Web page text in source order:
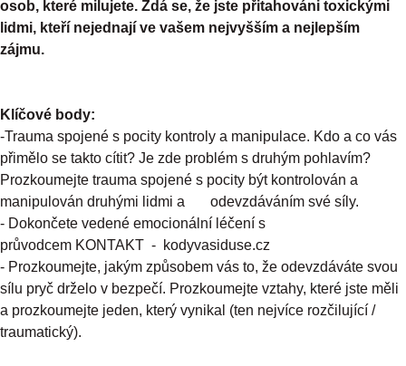
osob, které milujete. Zdá se, že jste přitahováni toxickými
lidmi, kteří nejednají ve vašem nejvyšším a nejlepším
zájmu.
Klíčové body:
-Trauma spojené s pocity kontroly a manipulace. Kdo a co vás
přimělo se takto cítit? Je zde problém s druhým pohlavím?
Prozkoumejte trauma spojené s pocity být kontrolován a
manipulován druhými lidmi a odevzdáváním své síly.
- Dokončete vedené emocionální léčení s
průvodcem KONTAKT - kodyvasiduse.cz
- Prozkoumejte, jakým způsobem vás to, že odevzdáváte svou
sílu pryč drželo v bezpečí. Prozkoumejte vztahy, které jste měli
a prozkoumejte jeden, který vynikal (ten nejvíce rozčilující /
traumatický).